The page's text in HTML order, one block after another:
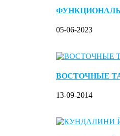
05-06-2023
ВОСТОЧНЫЕ
13-09-2014